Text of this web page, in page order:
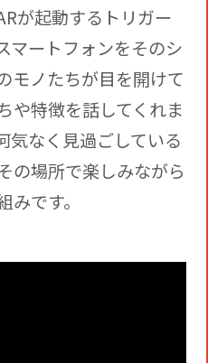
が起動するトリガー
マートフォンをそのシ
モノたちが目を開けて
や特徴を話してくれま
気なく見過ごしている
の場所で楽しみながら
です。